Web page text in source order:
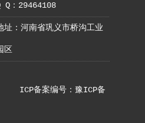
Q：29464108
址：河南省巩义市桥沟工业
区
有 ICP备案编号：豫ICP备